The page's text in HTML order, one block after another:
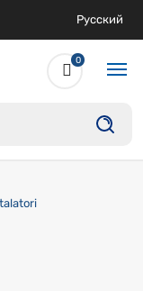
Русский
0